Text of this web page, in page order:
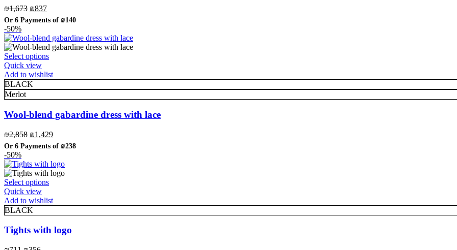
chosen
the
product
page
₪1,673 Original
price
was:
₪1,673.
₪837Current
price
₪837.
Or 6 Payments of ₪140
-50%
Select optionsThis
has
variants.
The
options
may
chosen
on
product
page
Quick view
Add to wishlist
BLACK
Merlot
Wool-blend gabardine dress with lace
₪2,858 Original
price
was:
₪2,858.
₪1,429Current
price
₪1,429.
Or 6 Payments of ₪238
-50%
Select optionsThis
has
variants.
The
options
Quick view
Add to wishlist
BLACK
Tights with logo